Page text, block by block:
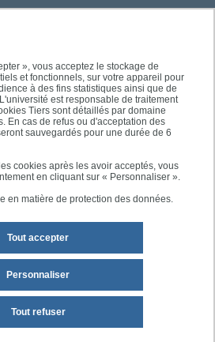
», vous acceptez le stockage de
et fonctionnels, sur votre appareil pour
à des fins statistiques ainsi que de
est responsable de traitement
Tiers sont détaillés par domaine
En cas de refus ou d'acceptation des
sauvegardés pour une durée de 6
cookies après les avoir acceptés, vous
en cliquant sur « Personnaliser ».
en matière de protection des données.
Tout accepter
Tout refuser
Personnaliser
Plan du site